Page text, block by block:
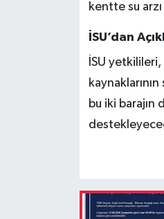
kentte su
İSU’dan
İSU
bu iki